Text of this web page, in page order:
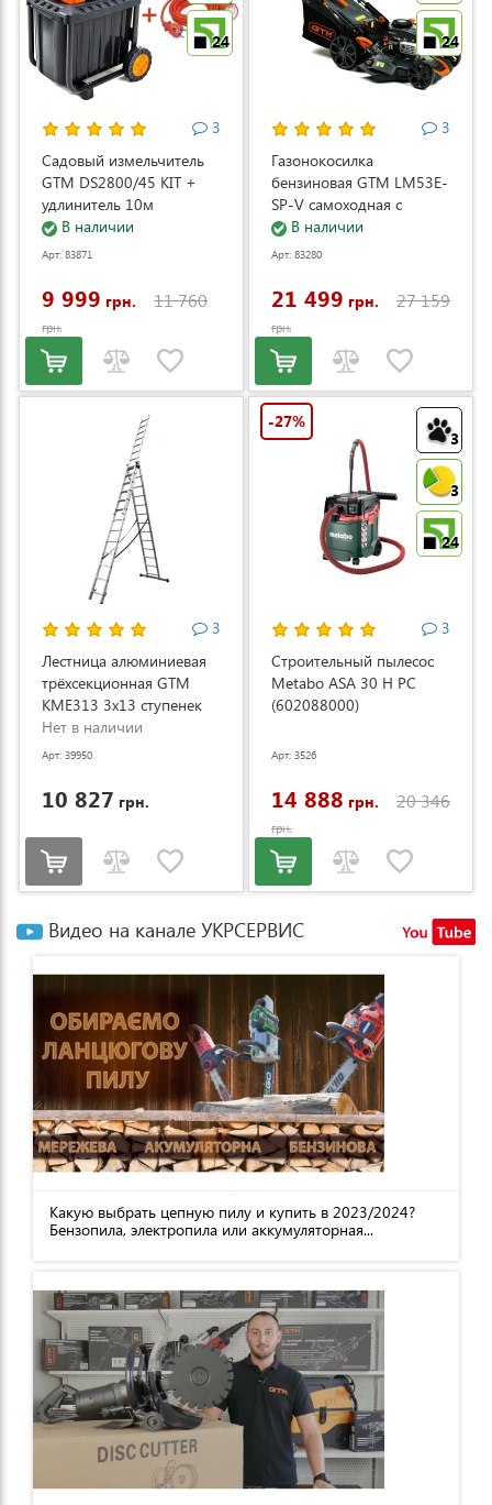
24
3
Садовый измельчитель
GTM DS2800/45 KIT +
удлинитель 10м
(DS2800/45_KIT+ext.cord)
В наличии
Арт: 83871
9 999 грн. 11 760
грн.
24
3
Газонокосилка
бензиновая GTM LM53E-
SP-V самоходная с
электростартером и
регулировкой скорости
В наличии
Арт: 83280
21 499 грн. 27 159
грн.
3
Лестница алюминиевая
трёхсекционная GTM
KME313 3x13 ступенек
3.53-8.93м (KME313)
Нет в наличии
Арт: 39950
10 827 грн.
3
3
24
-27%
3
Строительный пылесос
Metabo ASA 30 H PC
(602088000)
Арт: 3526
14 888 грн. 20 346
грн.
Видео на канале УКРСЕРВИС
Какую выбрать цепную пилу и купить в 2023/2024?
Бензопила, электропила или аккумуляторная...